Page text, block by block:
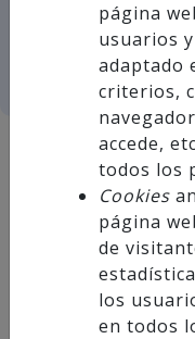
atención
paciente
El curso se ha
Centro
Mairena del Alcor,
sus espacios
actividad.
agradecido la
página
usuarios
adaptado
criterios,
accede,
todos los
Cookies
página
de
los
en todos